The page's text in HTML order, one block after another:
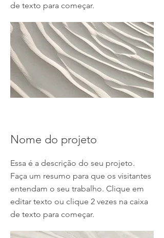
de texto para começar.
Nome do projeto
Essa é a descrição do seu projeto.
Faça um resumo para que os visitantes
entendam o seu trabalho. Clique em
editar texto ou clique 2 vezes na caixa
de texto para começar.